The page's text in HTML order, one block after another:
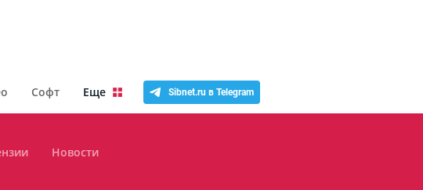
Софт Еще Sibnet.ru в Telegram
Новости